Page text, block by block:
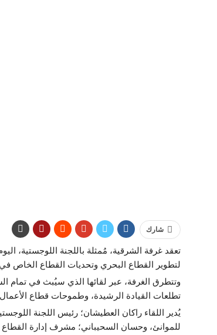
شارك
تعقد غرفة الشرقية، مُمثلة باللجنة اللوجستية،
لتطوير القطاع البحري وتحديات القطاع الخاص
وتتطرق الغرفة، عبر لقائها الذي سيُبث في تمام
تطلعات القيادة الرشيدة، وطموحات قطاع الأعمال
يُدير اللقاء راكان العطيشان؛ رئيس اللجنة
للموانئ، وحسان السحيباني؛ مشرف إدارة القطاع